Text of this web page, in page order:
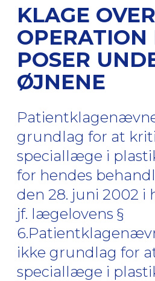
KLAGE OVER
OPERATION
POSER
ØJNENE
grundlag for at
speciallæge i
for hendes
den 28. juni 2002 i
jf. lægelovens §
ikke grundlag for
speciallæge i